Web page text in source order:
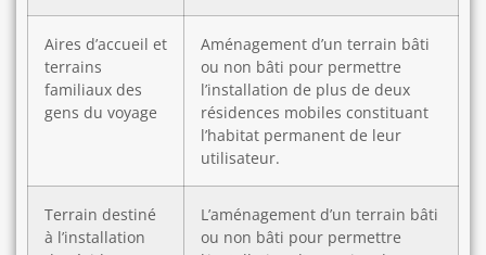
Aires d’accueil et
terrains
familiaux des
gens du voyage
Aménagement d’un terrain bâti
ou non bâti pour permettre
l’installation de plus de deux
résidences mobiles constituant
l’habitat permanent de leur
utilisateur.
Terrain destiné
à l’installation
L’aménagement d’un terrain bâti
ou non bâti pour permettre